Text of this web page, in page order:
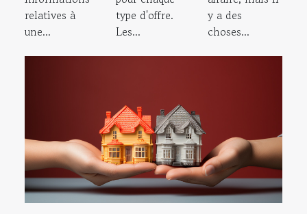
relatives à
une...
type d'offre.
Les...
y a des
choses...